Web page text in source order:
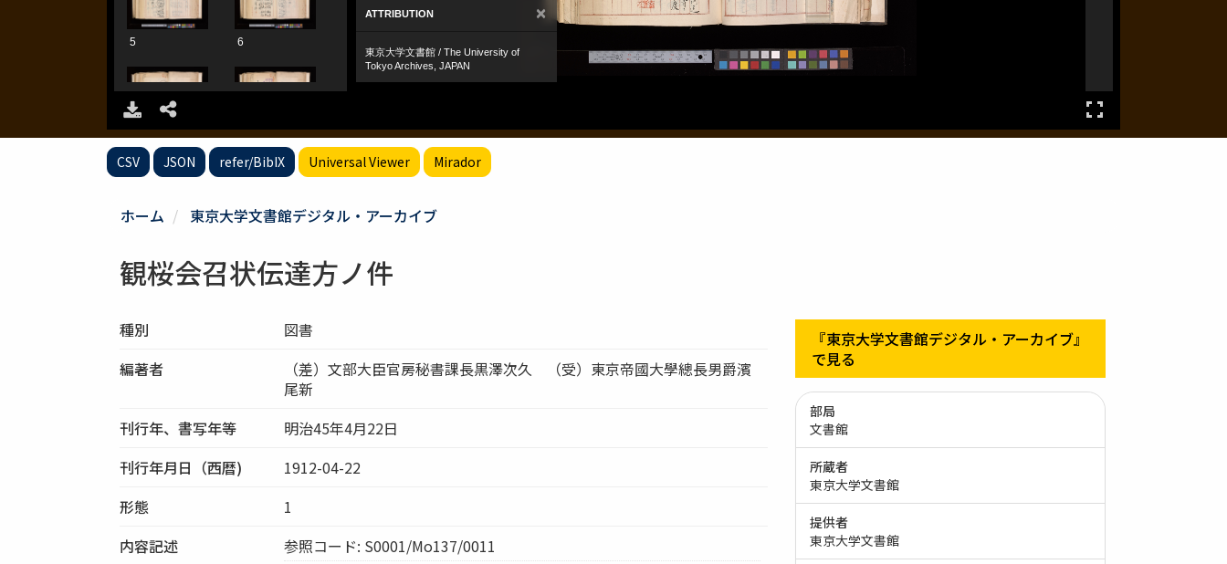
CSV JSON refer/BibIX Universal Viewer Mirador
ホーム 東京大学文書館デジタル・アーカイブ
観桜会召状伝達方ノ件
種別
図書
編著者
（差）文部大臣官房秘書課長黒澤次久 （受）東京帝國大學總長男爵濱
尾新
刊行年、書写年等
明治45年4月22日
刊行年月日（西暦)
1912-04-22
形態
1
内容記述
参照コード: S0001/Mo137/0011
『東京大学文書館デジタル・アーカイブ』
で見る
部局
文書館
所蔵者
東京大学文書館
提供者
東京大学文書館